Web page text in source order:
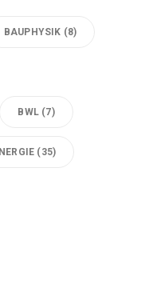
BAUPHYSIK (8)
BWL (7)
(35)